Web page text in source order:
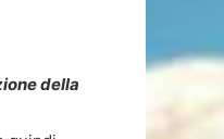
della